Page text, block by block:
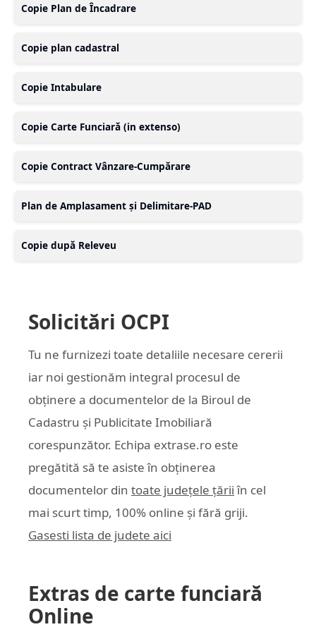
Copie Plan de Încadrare
Copie plan cadastral
Copie Intabulare
Copie Carte Funciară (in extenso)
Copie Contract Vânzare-Cumpărare
Plan de Amplasament și Delimitare-PAD
Copie după Releveu
Solicitări OCPI
Tu ne furnizezi toate detaliile necesare cererii
iar noi gestionăm integral procesul de
obținere a documentelor de la Biroul de
Cadastru și Publicitate Imobiliară
corespunzător. Echipa extrase.ro este
pregătită să te asiste în obținerea
documentelor din toate județele țării în cel
mai scurt timp, 100% online și fără griji.
Gasesti lista de judete aici
Extras de carte funciară
Online